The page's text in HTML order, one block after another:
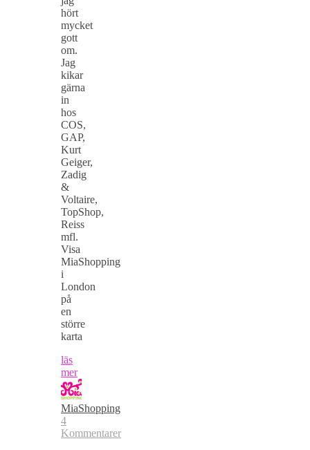
hört
mycket
gott
om.
Jag
kikar
gärna
in
hos
COS,
GAP,
Kurt
Geiger,
Zadig
&
Voltaire,
TopShop,
Reiss
mfl.
Visa
MiaShopping
i
London
på
en
större
karta
läs
mer
MiaShopping
4
Kommentarer